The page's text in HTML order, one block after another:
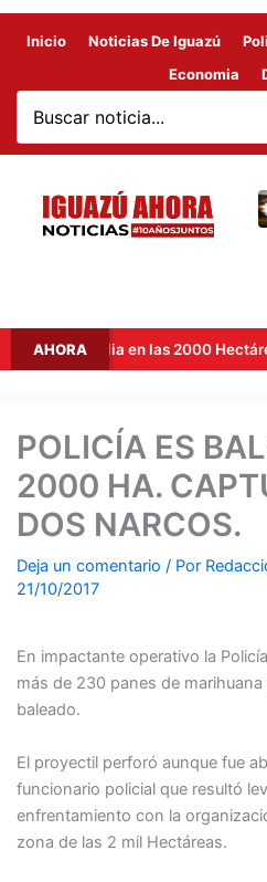
Inicio Noticias De Iguazú
Economia
AHORAen las 2000 Hectáreas:
POLICÍA ES
2000 HA.
DOS NARCOS.
Deja un comentario / Por
21/10/2017
En impactante operativo la
más de 230 panes de
baleado.
El proyectil perforó aunque fue
funcionario policial que resultó
enfrentamiento con la
zona de las 2 mil Hectáreas.